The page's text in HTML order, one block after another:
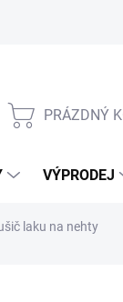
PRÁZDNÝ
VÝPRODEJ
laku na nehty